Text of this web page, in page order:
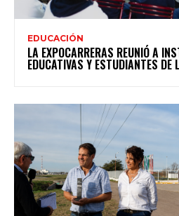
EDUCACIÓN
LA EXPOCARRERAS REUNIÓ A
EDUCATIVAS Y ESTUDIANTES DE